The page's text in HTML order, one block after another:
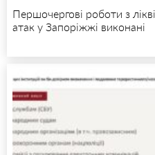
Першочергові роботи з
атак у Запоріжжі виконані